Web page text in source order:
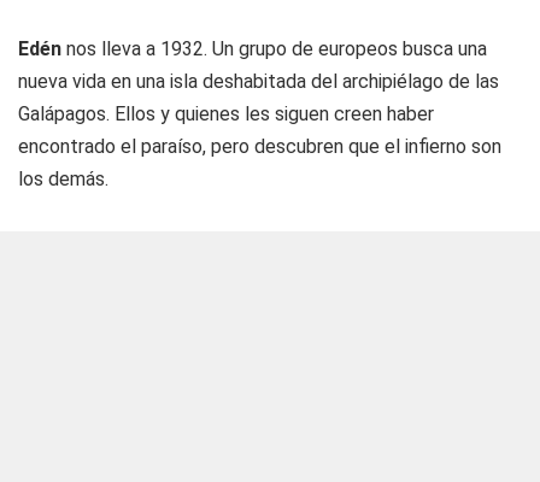
Edén nos lleva a 1932. Un grupo de europeos busca una
nueva vida en una isla deshabitada del archipiélago de las
Galápagos. Ellos y quienes les siguen creen haber
encontrado el paraíso, pero descubren que el infierno son
los demás.